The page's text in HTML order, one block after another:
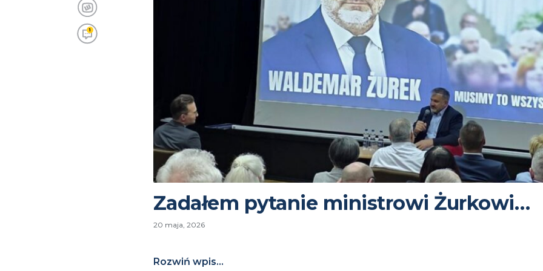
Zadałem pytanie ministrowi Żurkowi…
20 maja, 2026
Rozwiń wpis...
1